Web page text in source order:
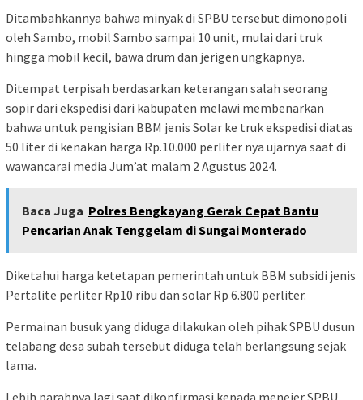
Ditambahkannya bahwa minyak di SPBU tersebut dimonopoli
oleh Sambo, mobil Sambo sampai 10 unit, mulai dari truk
hingga mobil kecil, bawa drum dan jerigen ungkapnya.
Ditempat terpisah berdasarkan keterangan salah seorang
sopir dari ekspedisi dari kabupaten melawi membenarkan
bahwa untuk pengisian BBM jenis Solar ke truk ekspedisi diatas
50 liter di kenakan harga Rp.10.000 perliter nya ujarnya saat di
wawancarai media Jum’at malam 2 Agustus 2024.
Baca Juga Polres Bengkayang Gerak Cepat Bantu
Pencarian Anak Tenggelam di Sungai Monterado
Diketahui harga ketetapan pemerintah untuk BBM subsidi jenis
Pertalite perliter Rp10 ribu dan solar Rp 6.800 perliter.
Permainan busuk yang diduga dilakukan oleh pihak SPBU dusun
telabang desa subah tersebut diduga telah berlangsung sejak
lama.
Lebih parahnya lagi saat dikonfirmasi kepada menejer SPBU